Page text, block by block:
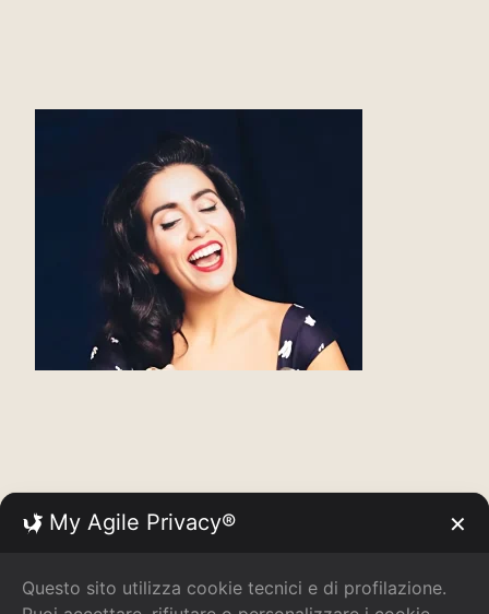
My Agile Privacy® ✕
Questo sito utilizza cookie tecnici e di profilazione.